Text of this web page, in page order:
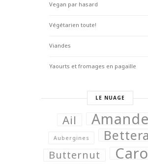
Vegan par hasard
Végétarien toute!
Viandes
Yaourts et fromages en pagaille
LE NUAGE
Ail
Aubergines
Butternut